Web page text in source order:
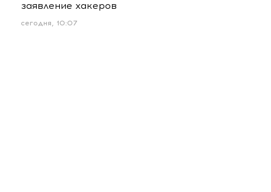
заявление хакеров
сегодня, 10:07